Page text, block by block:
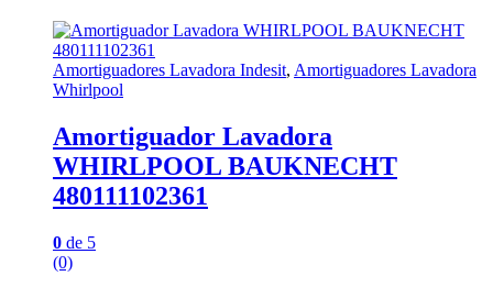
Amortiguadores Lavadora Indesit, Amortiguadores Lavadora
Whirlpool
Amortiguador Lavadora
WHIRLPOOL BAUKNECHT
480111102361
0 de 5
(0)